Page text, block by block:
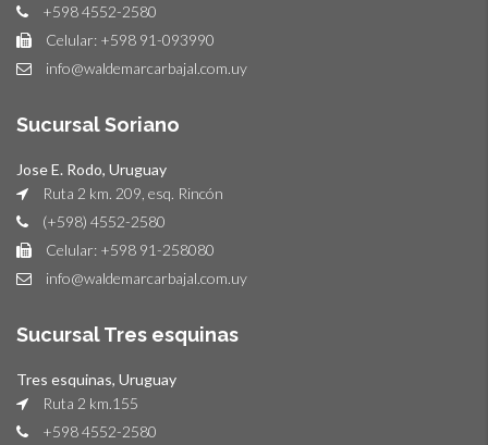
+598 4552-2580
Celular: +598 91-093990
info@waldemarcarbajal.com.uy
Sucursal Soriano
Jose E. Rodo, Uruguay
Ruta 2 km. 209, esq. Rincón
(+598) 4552-2580
Celular: +598 91-258080
info@waldemarcarbajal.com.uy
Sucursal Tres esquinas
Tres esquinas, Uruguay
Ruta 2 km.155
+598 4552-2580